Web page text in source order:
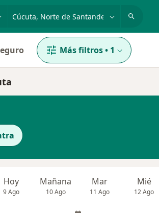
nombre
p. ej. Bogotá
Más filtros• 1
Hoy
9 Ago
Mañana
10 Ago
Mar
11 Ago
Mié
12 Ago